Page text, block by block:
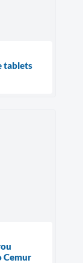
tablets
Cemur